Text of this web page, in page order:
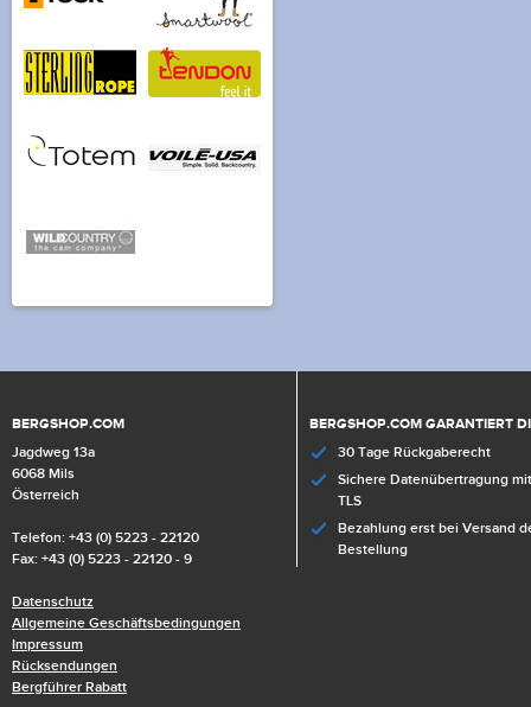
BERGSHOP.COM
Jagdweg 13a
6068 Mils
Österreich
Telefon: +43 (0) 5223 - 22120
Fax: +43 (0) 5223 - 22120 - 9
Datenschutz
Allgemeine Geschäftsbedingungen
Impressum
Rücksendungen
Bergführer Rabatt
BERGSHOP.COM GARANTIERT
30 Tage Rückgaberecht
Sichere Datenübertragung
TLS
Bezahlung erst bei Versand
Bestellung